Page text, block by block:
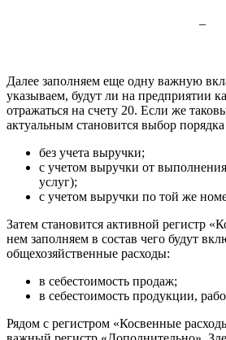
–
Далее заполняем еще одну важную
указываем, будут ли на предприятии
отражаться на счету 20. Если же
актуальным становится выбор
без учета выручки;
с учетом выручки от
услуг);
с учетом выручки по той же
Затем становится активной регистр
нем заполняем в состав чего будут
общехозяйственные расходы:
в себестоимость продаж;
в себестоимость продукции,
Рядом с регистром «Косвенные